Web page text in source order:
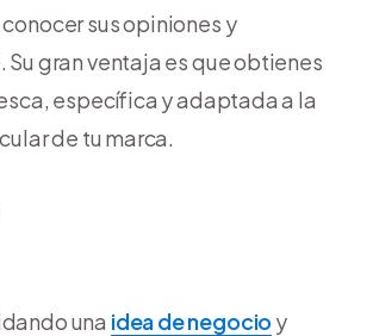
sus opiniones y
gran ventaja es que obtienes
específica y adaptada a la
de tu marca.
una idea de negocio y